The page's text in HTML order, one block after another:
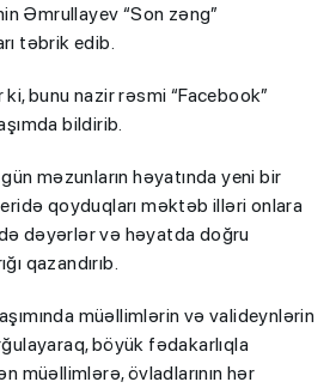
Əmrullayev “Son zəng”
təbrik edib.
bunu nazir rəsmi “Facebook”
bildirib.
məzunların həyatında yeni bir
qoyduqları məktəb illəri onlara
dəyərlər və həyatda doğru
qazandırıb.
müəllimlərin və valideynlərin
böyük fədakarlıqla
müəllimlərə, övladlarının hər